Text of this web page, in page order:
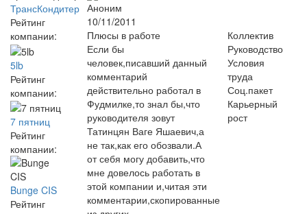
ТрансКондитер
Рейтинг
компании:
5lb
Рейтинг
компании:
7 пятниц
Рейтинг
компании:
Bunge CIS
Рейтинг
Аноним
10/11/2011
Плюсы в работе
Если бы
человек,писавший данный
комментарий
действительно работал в
Фудмилке,то знал бы,что
руководителя зовут
Татинцян Ваге Яшаевич,а
не так,как его обозвали.А
от себя могу добавить,что
мне довелось работать в
этой компании и,читая эти
комментарии,скопированные
Коллектив
Руководство
Условия
труда
Соц.пакет
Карьерный
рост